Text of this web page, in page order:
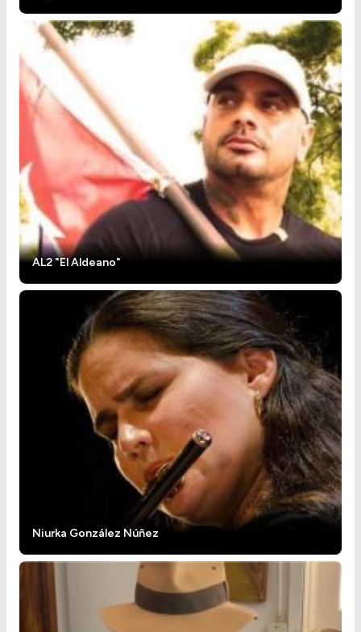
AL2 "El Aldeano"
Niurka González Núñez